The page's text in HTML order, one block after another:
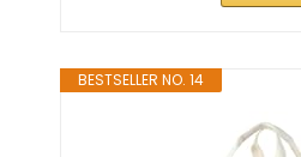
BESTSELLER NO. 14